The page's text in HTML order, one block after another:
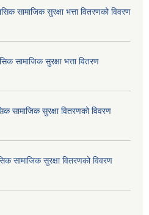
सामाजिक सुरक्षा भत्ता वितरणको विवरण
सामाजिक सुरक्षा भत्ता वितरण
सामाजिक सुरक्षा वितरणको विवरण
सामाजिक सुरक्षा वितरणको विवरण